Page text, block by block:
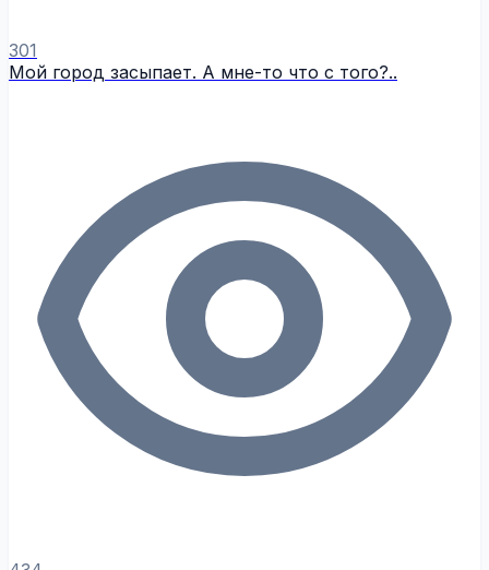
301
Мой город засыпает. А мне-то что с того?..